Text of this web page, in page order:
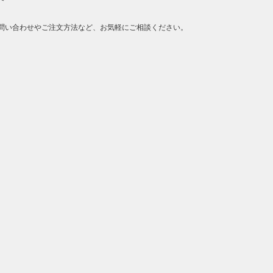
い合わせやご注文方法など、お気軽にご相談ください。